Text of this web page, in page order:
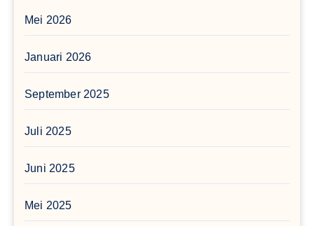
Mei 2026
Januari 2026
September 2025
Juli 2025
Juni 2025
Mei 2025